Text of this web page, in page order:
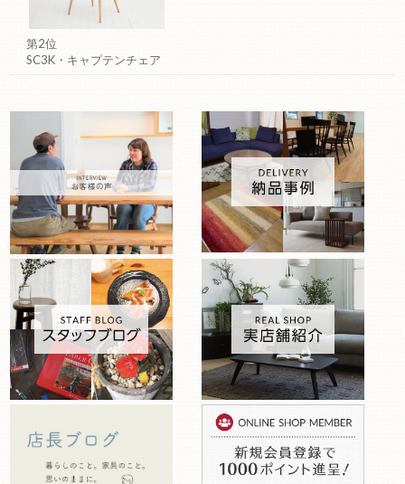
第2位
SC3K・キャプテンチェア